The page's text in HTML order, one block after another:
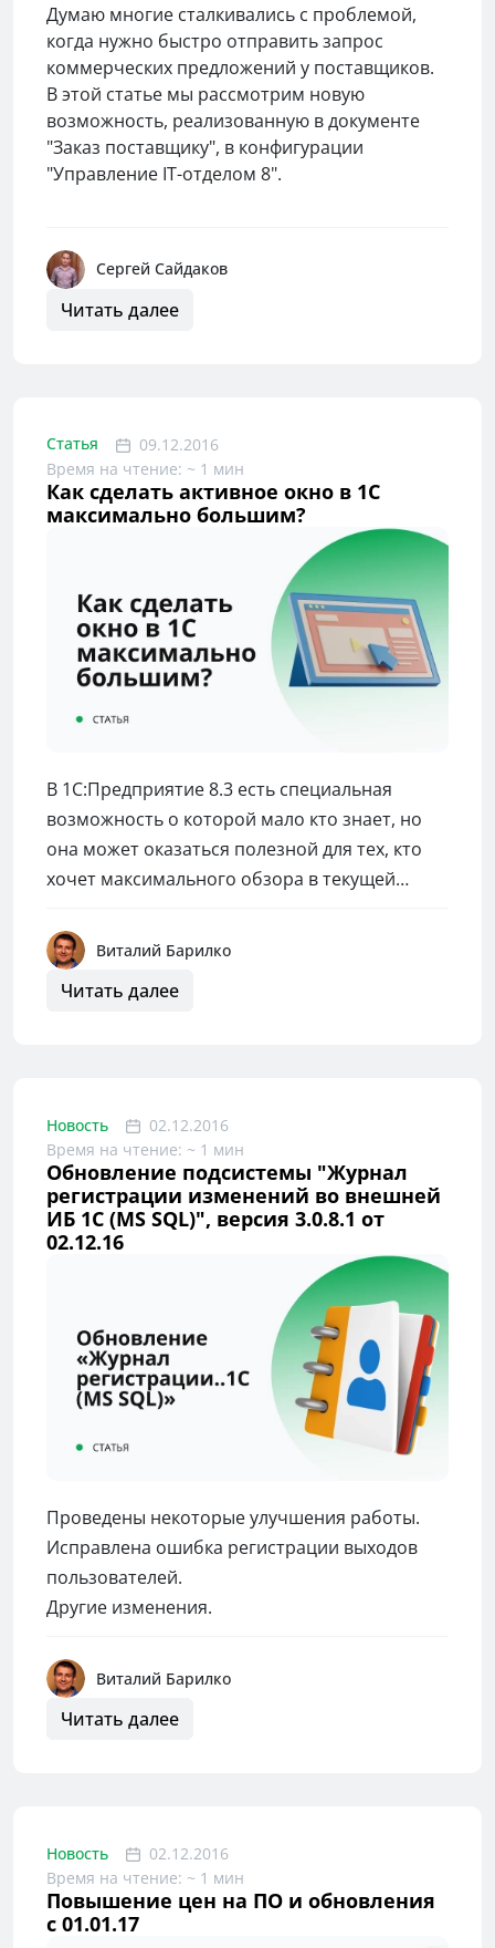
Думаю многие сталкивались с проблемой,
когда нужно быстро отправить запрос
коммерческих предложений у поставщиков.
В этой статье мы рассмотрим новую
возможность, реализованную в документе
"Заказ поставщику", в конфигурации
"Управление IT-отделом 8".
Сергей Сайдаков
Читать далее
Статья
09.12.2016
Время на чтение: ~ 1 мин
Как сделать активное окно в 1С
максимально большим?
В 1С:Предприятие 8.3 есть специальная
возможность о которой мало кто знает, но
она может оказаться полезной для тех, кто
хочет максимального обзора в текущей
Что же это?Виталий Барилко
Читать далее
Новость
02.12.2016
Время на чтение: ~ 1 мин
Обновление подсистемы "Журнал
регистрации изменений во внешней
ИБ 1С (MS SQL)", версия 3.0.8.1 от
02.12.16
Проведены некоторые улучшения работы.
Исправлена ошибка регистрации выходов
пользователей.
Другие изменения.
Виталий Барилко
Читать далее
Новость
02.12.2016
Время на чтение: ~ 1 мин
Повышение цен на ПО и обновления
с 01.01.17